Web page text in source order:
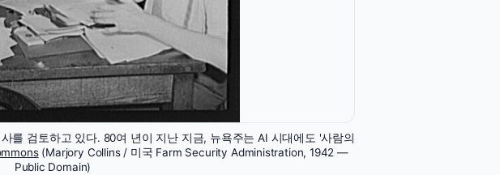
검토하고 있다. 80여 년이 지난 지금, 뉴욕주는 AI 시대에도 '사람의
(Marjory Collins / 미국 Farm Security Administration, 1942 —
Public Domain)